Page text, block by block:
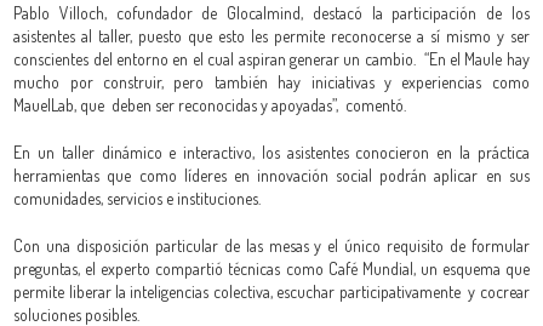
Pablo Villoch, cofundador de Glocalmind, destacó la participación de los
asistentes al taller, puesto que esto les permite reconocerse a sí mismo y ser
conscientes del entorno en el cual aspiran generar un cambio. “En el Maule hay
mucho por construir, pero también hay iniciativas y experiencias como
MauelLab, que deben ser reconocidas y apoyadas”, comentó.
En un taller dinámico e interactivo, los asistentes conocieron en la práctica
herramientas que como líderes en innovación social podrán aplicar en sus
comunidades, servicios e instituciones.
Con una disposición particular de las mesas y el único requisito de formular
preguntas, el experto compartió técnicas como Café Mundial, un esquema que
permite liberar la inteligencias colectiva, escuchar participativamente y cocrear
soluciones posibles.